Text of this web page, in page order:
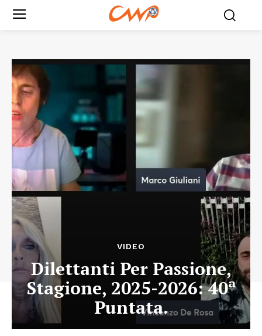
VIDEO
Dilettanti Per Passione,
Stagione, 2025-2026: 40ª
Puntata.